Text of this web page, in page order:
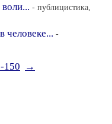
- публицистика,
человеке... -
150 →